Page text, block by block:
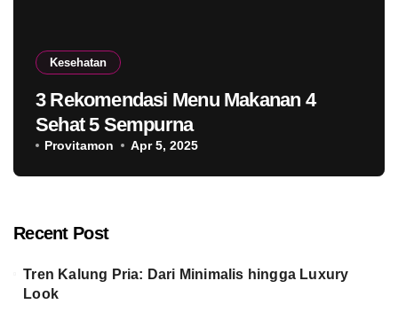
Kesehatan
3 Rekomendasi Menu Makanan 4
Sehat 5 Sempurna
Provitamon Apr 5, 2025
Recent Post
Tren Kalung Pria: Dari Minimalis hingga Luxury
Look